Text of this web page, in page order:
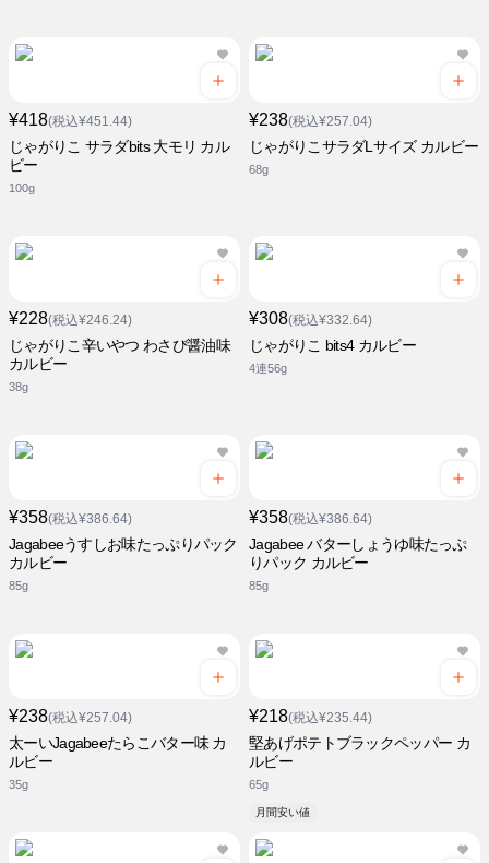
¥418(税込¥451.44)
じゃがりこ サラダbits 大モリ カル
ビー
100g
¥238(税込¥257.04)
じゃがりこサラダLサイズ カルビー
68g
¥228(税込¥246.24)
じゃがりこ辛いやつ わさび醤油味
カルビー
38g
¥308(税込¥332.64)
じゃがりこ bits4 カルビー
4連56g
¥358(税込¥386.64)
Jagabeeうすしお味たっぷりパック
カルビー
85g
¥358(税込¥386.64)
Jagabee バターしょうゆ味たっぷ
りパック カルビー
85g
¥238(税込¥257.04)
太ーいJagabeeたらこバター味 カ
ルビー
35g
¥218(税込¥235.44)
堅あげポテトブラックペッパー カ
ルビー
65g
月間安い値